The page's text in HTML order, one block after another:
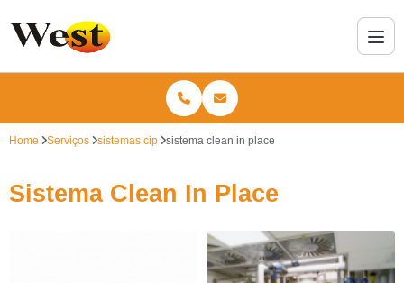
Home Serviços sistemas cip sistema clean in place
Sistema Clean In Place